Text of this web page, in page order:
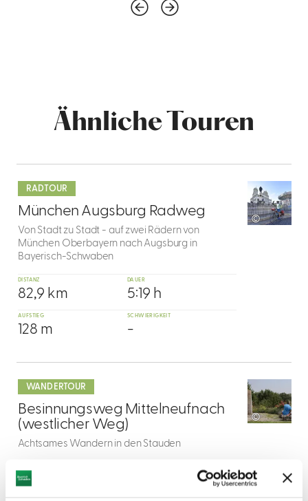
Ähnliche Touren
RADTOUR
1
München Augsburg Radweg
©
Von Stadt zu Stadt - auf zwei Rädern von
München Oberbayern nach Augsburg in
Bayerisch-Schwaben
DISTANZ
82,9 km
DAUER
5:19 h
AUFSTIEG
128 m
SCHWIERIGKEIT
-
dazu
WANDERTOUR
2
Besinnungsweg Mittelneufnach
(westlicher Weg)
©
Achtsames Wandern in den Stauden
4,9 km
dazu